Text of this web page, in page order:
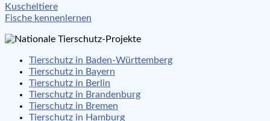
Beitragsnavigation
Kuscheltiere
Fische kennenlernen
Tierschutz in Baden-Württemberg
Tierschutz in Bayern
Tierschutz in Berlin
Tierschutz in Brandenburg
Tierschutz in Bremen
Tierschutz in Hamburg